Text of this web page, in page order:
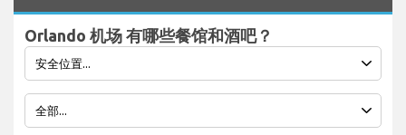
Orlando 机场 有哪些餐馆和酒吧？